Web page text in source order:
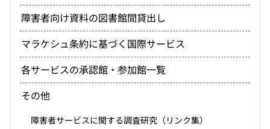
障害者向け資料の図書館間貸出し
マラケシュ条約に基づく国際サービス
各サービスの承認館・参加館一覧
その他
障害者サービスに関する調査研究（リンク集）